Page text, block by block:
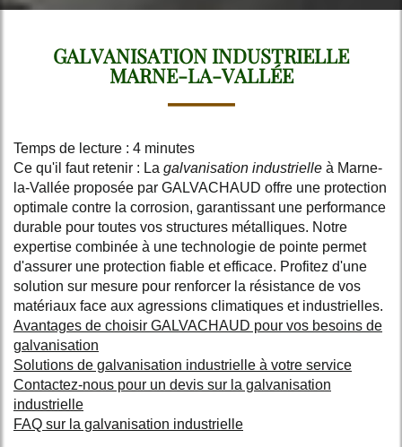
GALVANISATION INDUSTRIELLE
MARNE-LA-VALLÉE
Temps de lecture : 4 minutes
Ce qu'il faut retenir : La galvanisation industrielle à Marne-
la-Vallée proposée par GALVACHAUD offre une protection
optimale contre la corrosion, garantissant une performance
durable pour toutes vos structures métalliques. Notre
expertise combinée à une technologie de pointe permet
d'assurer une protection fiable et efficace. Profitez d'une
solution sur mesure pour renforcer la résistance de vos
matériaux face aux agressions climatiques et industrielles.
Avantages de choisir GALVACHAUD pour vos besoins de
galvanisation
Solutions de galvanisation industrielle à votre service
Contactez-nous pour un devis sur la galvanisation
industrielle
FAQ sur la galvanisation industrielle